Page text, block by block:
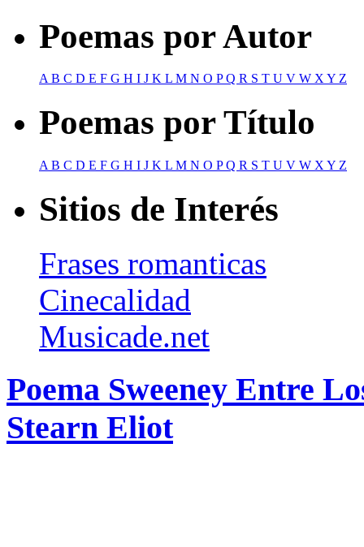
Poemas por Autor
AB C D E F G H I J K L M N O PQ R S T U V W XY Z
Poemas por Título
A B C D E F G H I J K L M N O PQ R S T U V W X Y Z
Sitios de Interés
Frases romanticas
Cinecalidad
Musicade.net
Poema Sweeney Entre
Stearn Eliot